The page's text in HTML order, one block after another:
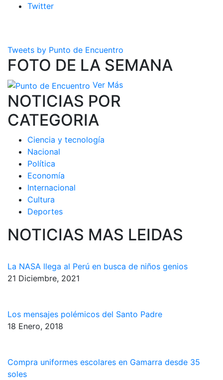
Twitter
Tweets by Punto de Encuentro
FOTO DE LA SEMANA
Ver Más
NOTICIAS POR
CATEGORIA
Ciencia y tecnología
Nacional
Política
Economía
Internacional
Cultura
Deportes
NOTICIAS MAS LEIDAS
La NASA llega al Perú en busca de niños genios
21 Diciembre, 2021
Los mensajes polémicos del Santo Padre
18 Enero, 2018
Compra uniformes escolares en Gamarra desde 35
soles